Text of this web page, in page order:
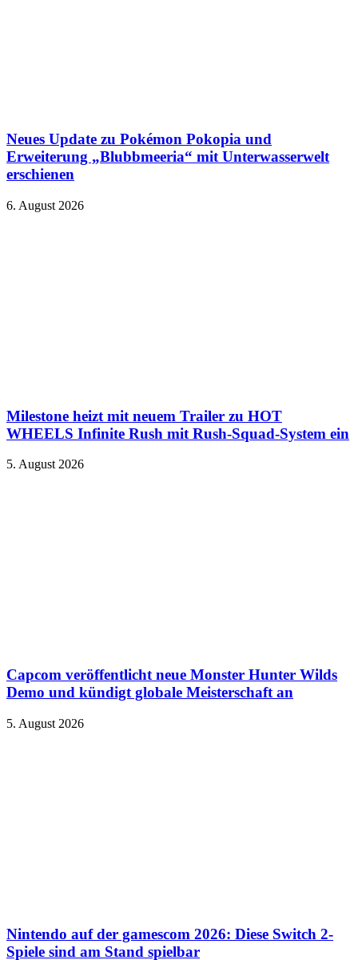
Neues Update zu Pokémon Pokopia und
Erweiterung „Blubbmeeria“ mit Unterwasserwelt
erschienen
6. August 2026
Milestone heizt mit neuem Trailer zu HOT
WHEELS Infinite Rush mit Rush-Squad-System ein
5. August 2026
Capcom veröffentlicht neue Monster Hunter Wilds
Demo und kündigt globale Meisterschaft an
5. August 2026
Nintendo auf der gamescom 2026: Diese Switch 2-
Spiele sind am Stand spielbar